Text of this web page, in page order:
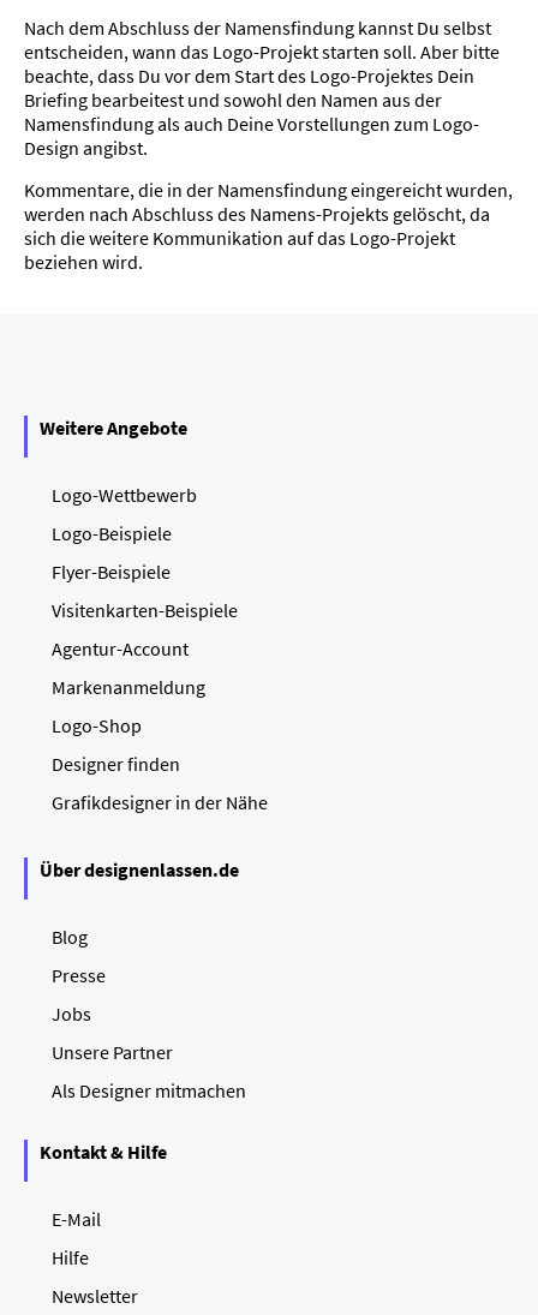
Nach dem Abschluss der Namensfindung kannst Du selbst
entscheiden, wann das Logo-Projekt starten soll. Aber bitte
beachte, dass Du vor dem Start des Logo-Projektes Dein
Briefing bearbeitest und sowohl den Namen aus der
Namensfindung als auch Deine Vorstellungen zum Logo-
Design angibst.
Kommentare, die in der Namensfindung eingereicht wurden,
werden nach Abschluss des Namens-Projekts gelöscht, da
sich die weitere Kommunikation auf das Logo-Projekt
beziehen wird.
Weitere Angebote
Logo-Wettbewerb
Logo-Beispiele
Flyer-Beispiele
Visitenkarten-Beispiele
Agentur-Account
Markenanmeldung
Logo-Shop
Designer finden
Grafikdesigner in der Nähe
Über designenlassen.de
Blog
Presse
Jobs
Unsere Partner
Als Designer mitmachen
Kontakt & Hilfe
E-Mail
Hilfe
Newsletter